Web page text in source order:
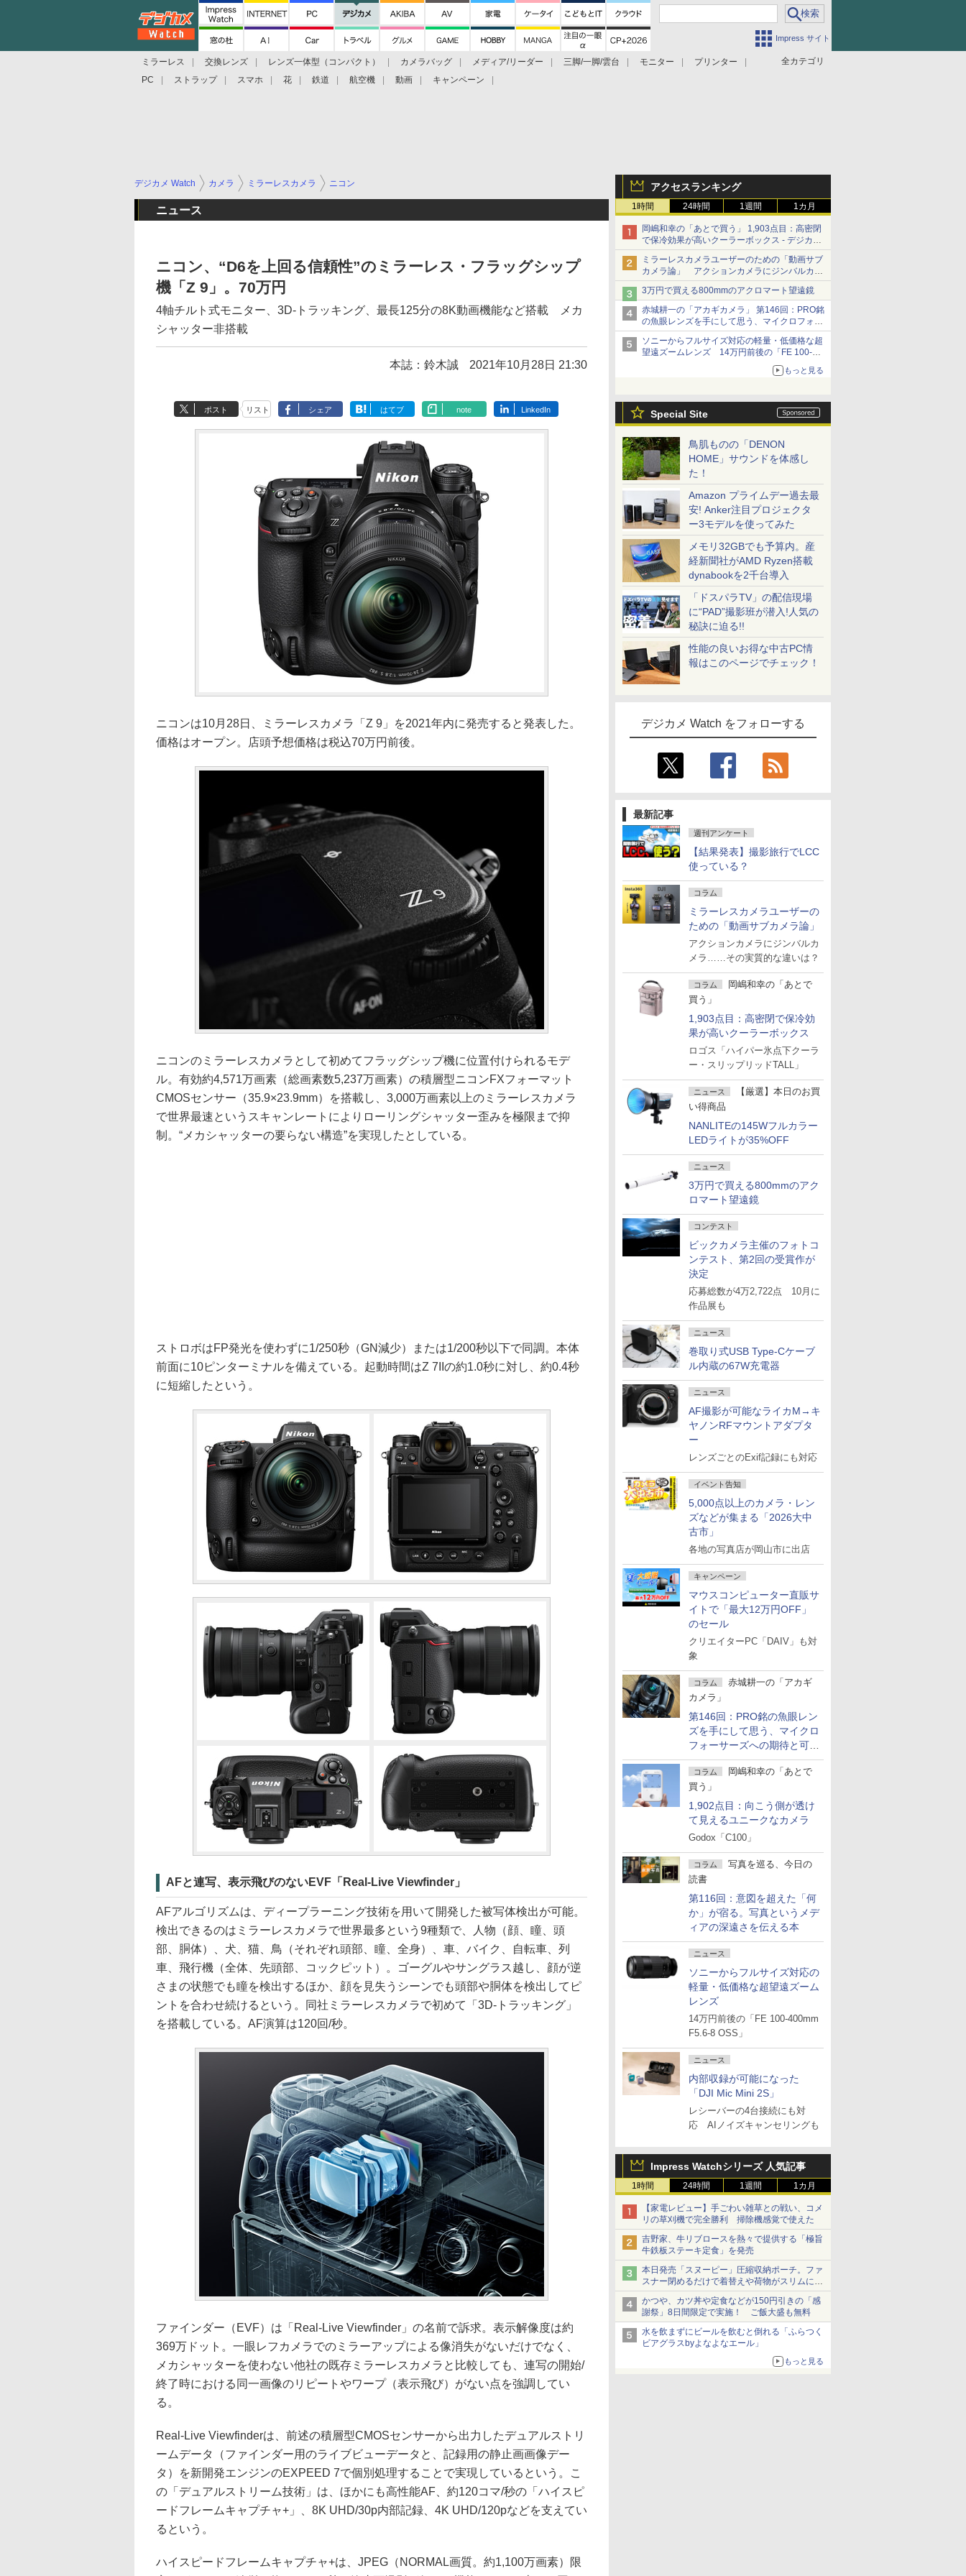
Impress サイト
全カテゴリ
ミラーレス 交換レンズ レンズ一体型（コンパクト） カメラバッグ メディア/リーダー 三脚/一脚/雲台 モニター
プリンター
PC
ストラップ スマホ 花 鉄道 航空機 動画 キャンペーン
アクセスランキング
1時間 24時間 1週間 1カ月
岡嶋和幸の「あとで買う」 1,903点目：高密閉
で保冷効果が高いクーラーボックス - デジカメ
Watch
ミラーレスカメラユーザーのための「動画サブ
カメラ論」 アクションカメラにジンバルカメ
ラ……その実質的な違いは？
3万円で買える800mmのアクロマート望遠鏡
赤城耕一の「アカギカメラ」 第146回：PRO銘
の魚眼レンズを手にして思う、マイクロフォー
サーズへの期待と可能性
ソニーからフルサイズ対応の軽量・低価格な超
望遠ズームレンズ 14万円前後の「FE 100-
もっと見る
Special Site
鳥肌ものの「DENON
HOME」サウンドを体感し
た！
Amazon プライムデー過去最
安! Anker注目プロジェクタ
ー3モデルを使ってみた
メモリ32GBでも予算内。産
経新聞社がAMD Ryzen搭載
dynabookを2千台導入
「ドスパラTV」の配信現場
に“PAD”撮影班が潜入!人気の
秘訣に迫る!!
性能の良いお得な中古PC情
報はこのページでチェック！
デジカメ Watch をフォローする
最新記事
週刊アンケート
【結果発表】撮影旅行でLCC
使っている？
コラム
ミラーレスカメラユーザーの
ための「動画サブカメラ論」
アクションカメラにジンバルカ
メラ……その実質的な違いは？
コラム
岡嶋和幸の「あとで
買う」
1,903点目：高密閉で保冷効
果が高いクーラーボックス
ロゴス「ハイパー氷点下クーラ
ー・スリップリッドTALL」
ニュース
【厳選】本日のお買
い得商品
NANLITEの145Wフルカラー
LEDライトが35%OFF
ニュース
3万円で買える800mmのアク
ロマート望遠鏡
コンテスト
ビックカメラ主催のフォトコ
ンテスト、第2回の受賞作が
決定
応募総数が4万2,722点 10月に
作品展も
ニュース
巻取り式USB Type-Cケーブ
ル内蔵の67W充電器
ニュース
AF撮影が可能なライカM→キ
ヤノンRFマウントアダプタ
ー
レンズごとのExif記録にも対応
イベント告知
5,000点以上のカメラ・レン
ズなどが集まる「2026大中
古市」
各地の写真店が岡山市に出店
キャンペーン
マウスコンピューター直販サ
イトで「最大12万円OFF」
のセール
クリエイターPC「DAIV」も対
象
コラム
赤城耕一の「アカギ
カメラ」
第146回：PRO銘の魚眼レン
ズを手にして思う、マイクロ
フォーサーズへの期待と可能
性
コラム
岡嶋和幸の「あとで
買う」
1,902点目：向こう側が透け
て見えるユニークなカメラ
Godox「C100」
コラム
写真を巡る、今日の
読書
第116回：意図を超えた「何
か」が宿る。写真というメデ
ィアの深遠さを伝える本
ニュース
ソニーからフルサイズ対応の
軽量・低価格な超望遠ズーム
レンズ
14万円前後の「FE 100-400mm
F5.6-8 OSS」
ニュース
内部収録が可能になった
「DJI Mic Mini 2S」
レシーバーの4台接続にも対
応 AIノイズキャンセリングも
Impress Watchシリーズ 人気記事
1時間 24時間 1週間 1カ月
【家電レビュー】手ごわい雑草との戦い、コメ
リの草刈機で完全勝利 掃除機感覚で使えた
吉野家、牛リブロースを熱々で提供する「極旨
牛鉄板ステーキ定食」を発売
本日発売「スヌーピー」圧縮収納ポーチ。ファ
スナー閉めるだけで着替えや荷物がスリムにま
とまる
かつや、カツ丼や定食などが150円引きの「感
謝祭」8日間限定で実施！ ご飯大盛も無料
水を飲まずにビールを飲むと倒れる「ふらつく
ビアグラスbyよなよなエール」
もっと見る
デジカメ Watch カメラ ミラーレスカメラ ニコン
ニュース
ニコン、“D6を上回る信頼性”のミラーレス・フラッグシップ
機「Z 9」。70万円
4軸チルト式モニター、3D-トラッキング、最長125分の8K動画機能など搭載 メカ
シャッター非搭載
本誌：鈴木誠 2021年10月28日 21:30
ポスト リスト シェア はてブ note LinkedIn
ニコンは10月28日、ミラーレスカメラ「Z 9」を2021年内に発売すると発表した。
価格はオープン。店頭予想価格は税込70万円前後。
ニコンのミラーレスカメラとして初めてフラッグシップ機に位置付けられるモデ
ル。有効約4,571万画素（総画素数5,237万画素）の積層型ニコンFXフォーマット
CMOSセンサー（35.9×23.9mm）を搭載し、3,000万画素以上のミラーレスカメラ
で世界最速というスキャンレートによりローリングシャッター歪みを極限まで抑
制。“メカシャッターの要らない構造”を実現したとしている。
ストロボはFP発光を使わずに1/250秒（GN減少）または1/200秒以下で同調。本体
前面に10ピンターミナルを備えている。起動時間はZ 7IIの約1.0秒に対し、約0.4秒
に短縮したという。
AFと連写、表示飛びのないEVF「Real-Live Viewfinder」
AFアルゴリズムは、ディープラーニング技術を用いて開発した被写体検出が可能。
検出できるのはミラーレスカメラで世界最多という9種類で、人物（顔、瞳、頭
部、胴体）、犬、猫、鳥（それぞれ頭部、瞳、全身）、車、バイク、自転車、列
車、飛行機（全体、先頭部、コックピット）。ゴーグルやサングラス越し、顔が逆
さまの状態でも瞳を検出するほか、顔を見失うシーンでも頭部や胴体を検出してピ
ントを合わせ続けるという。同社ミラーレスカメラで初めて「3D-トラッキング」
を搭載している。AF演算は120回/秒。
ファインダー（EVF）は「Real-Live Viewfinder」の名前で訴求。表示解像度は約
369万ドット。一眼レフカメラでのミラーアップによる像消失がないだけでなく、
メカシャッターを使わない他社の既存ミラーレスカメラと比較しても、連写の開始/
終了時における同一画像のリピートやワープ（表示飛び）がない点を強調してい
る。
Real-Live Viewfinderは、前述の積層型CMOSセンサーから出力したデュアルストリ
ームデータ（ファインダー用のライブビューデータと、記録用の静止画画像デー
タ）を新開発エンジンのEXPEED 7で個別処理することで実現しているという。こ
の「デュアルストリーム技術」は、ほかにも高性能AF、約120コマ/秒の「ハイスピ
ードフレームキャプチャ+」、8K UHD/30p内部記録、4K UHD/120pなどを支えてい
るという。
ハイスピードフレームキャプチャ+は、JPEG（NORMAL画質。約1,100万画素）限